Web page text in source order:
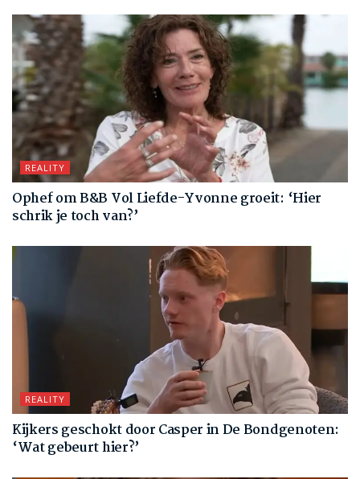
REALITY
Ophef om B&B Vol Liefde-Yvonne groeit: ‘Hier
schrik je toch van?’
REALITY
Kijkers geschokt door Casper in De Bondgenoten:
‘Wat gebeurt hier?’